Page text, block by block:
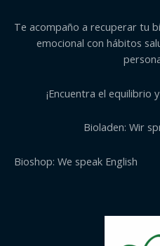
Te acompaño a recuperar tu
emocional con hábitos
¡Encuentra el equilibrio
Bioladen: Wir
Bioshop: We speak English